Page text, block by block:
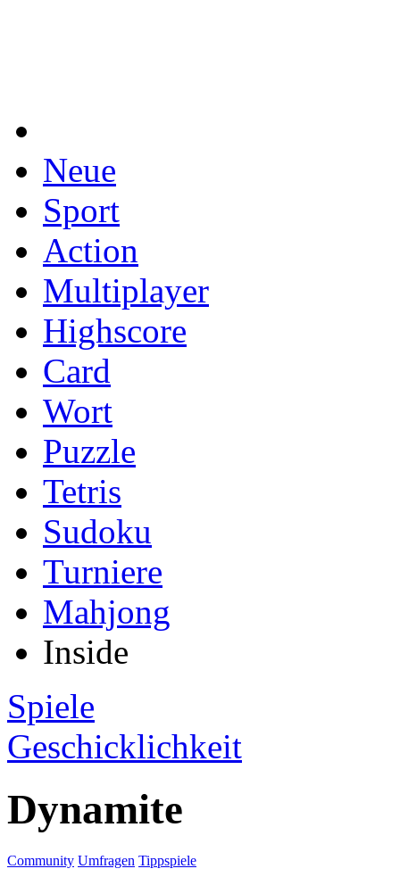
Neue
Sport
Action
Multiplayer
Highscore
Card
Wort
Puzzle
Tetris
Sudoku
Turniere
Mahjong
Inside
Spiele
Geschicklichkeit
Dynamite
Community Umfragen Tippspiele